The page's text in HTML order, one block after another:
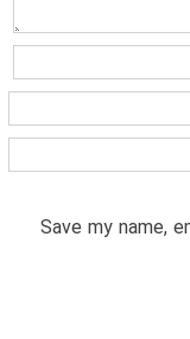
Save my name,